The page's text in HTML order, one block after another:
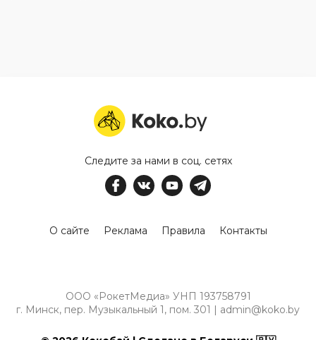
Следите за нами в соц. сетях
О сайте Реклама Правила Контакты
ООО «РокетМедиа» УНП 193758791
г. Минск, пер. Музыкальный 1, пом. 301 | admin@koko.by